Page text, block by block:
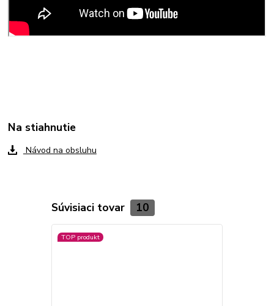
Na stiahnutie
Návod na obsluhu
Súvisiaci tovar 10
TOP produkt